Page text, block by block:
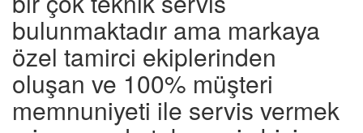
bulunmaktadır ama markaya
özel tamirci ekiplerinden
oluşan ve 100% müşteri
memnuniyeti ile servis vermek